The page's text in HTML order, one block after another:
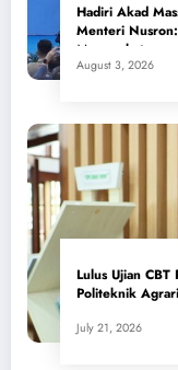
Hadiri Akad
Menteri
Masyarakat
August 3, 2026
Lulus Ujian
Politeknik
July 21, 2026